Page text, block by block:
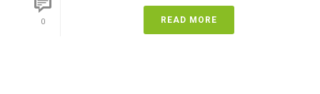
0 READ MORE